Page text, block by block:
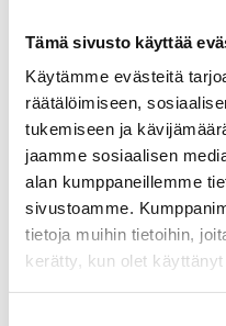
Tämä sivusto käyttää
Käytämme evästeitä
räätälöimiseen,
tukemiseen ja
jaamme sosiaalisen
alan kumppaneillemme
sivustoamme.
tietoja muihin tietoihin,
kerätty, kun olet
takkuaa, ongelmia ei
menetelmä, vaan
tai pahimmillaan
Onko mahdolliset esteet
suunnittelussa jo
monipuolinen edustus
tilanteeseen menetelmää